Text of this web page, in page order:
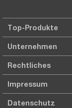
Top-Produkte
Unternehmen
Rechtliches
Impressum
Datenschutz